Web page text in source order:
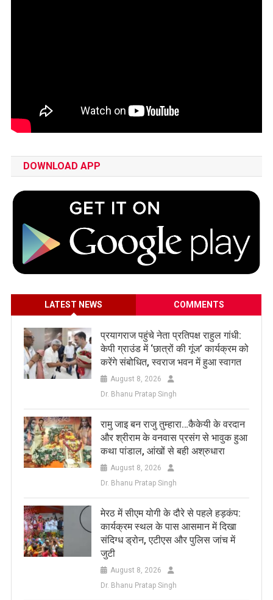
DOWNLOAD APP
LATEST NEWS COMMENTS
प्रयागराज पहुंचे नेता प्रतिपक्ष राहुल गांधी:
केपी ग्राउंड में ‘छात्रों की गूंज’ कार्यक्रम को
करेंगे संबोधित, स्वराज भवन में हुआ स्वागत
August 8, 2026
Dr. Bhanu Pratap Singh
रामु जाइ बन राजु तुम्हारा…कैकेयी के वरदान
और श्रीराम के वनवास प्रसंग से भावुक हुआ
कथा पांडाल, आंखों से बही अश्रुधारा
August 8, 2026
Dr. Bhanu Pratap Singh
मेरठ में सीएम योगी के दौरे से पहले हड़कंप:
कार्यक्रम स्थल के पास आसमान में दिखा
संदिग्ध ड्रोन, एटीएस और पुलिस जांच में
जुटी
August 8, 2026
Dr. Bhanu Pratap Singh